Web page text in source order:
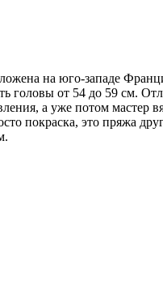
на юго-западе
от 54 до 59 см.
а уже потом мастер
покраска, это пряжа